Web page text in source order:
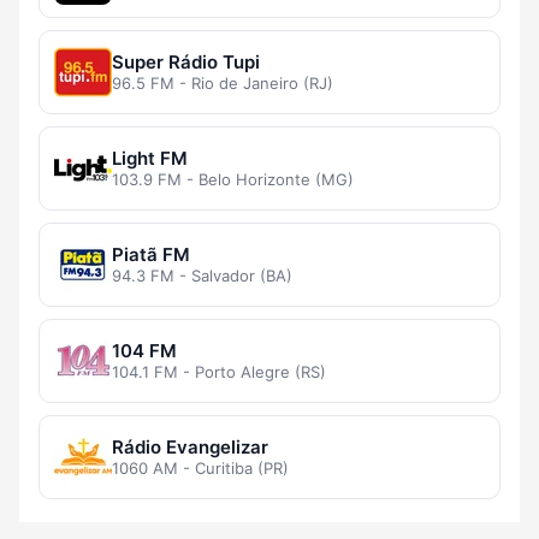
Super Rádio Tupi
96.5 FM - Rio de Janeiro (RJ)
Light FM
103.9 FM - Belo Horizonte (MG)
Piatã FM
94.3 FM - Salvador (BA)
104 FM
104.1 FM - Porto Alegre (RS)
Rádio Evangelizar
1060 AM - Curitiba (PR)